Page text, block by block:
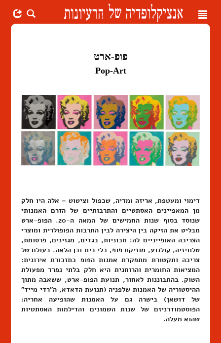
Toggle
פופ-ארט
Pop-Art
דימוי ומעטפת, אריזה ומדיה, שכפול וציטוט – אלה היו חלק
מן המאפיינים האסתטיים והתרבותיים של הזרם האמנותי
שנוסד בסוף שנות החמישים של המאה ה-20. הפופ-ארט
מבליט את הזיקה בין היצירה לבין התרבות הפופולרית ומוצרי
הצריכה האופייניים לה: מכוניות, בגדים, מגזינים, פרסומת,
טלוויזיה, קולנוע, מוזיקת פופ, כלי בית וכן הלאה. בעולם של
צריכה ותקשורת מתפקדת אמנות הפופ כתזכורת אירונית:
המציאות החומרית והרוחנית היא חלק בלתי נפרד מפעולת
השוק. בהתבוננות לאחור, תנועת הפופ-ארט, ששאבה מתוך
ההיסטוריה של האמנות שלפניה (תנועת הדאדא, ה"רדי מייד"
של דושאן) בישרה גם על האמנות שהופיעה אחריה:
הפוסטמודרניזם של שנות השמונים והדילמות האסתטיות
שהוא מעלה.